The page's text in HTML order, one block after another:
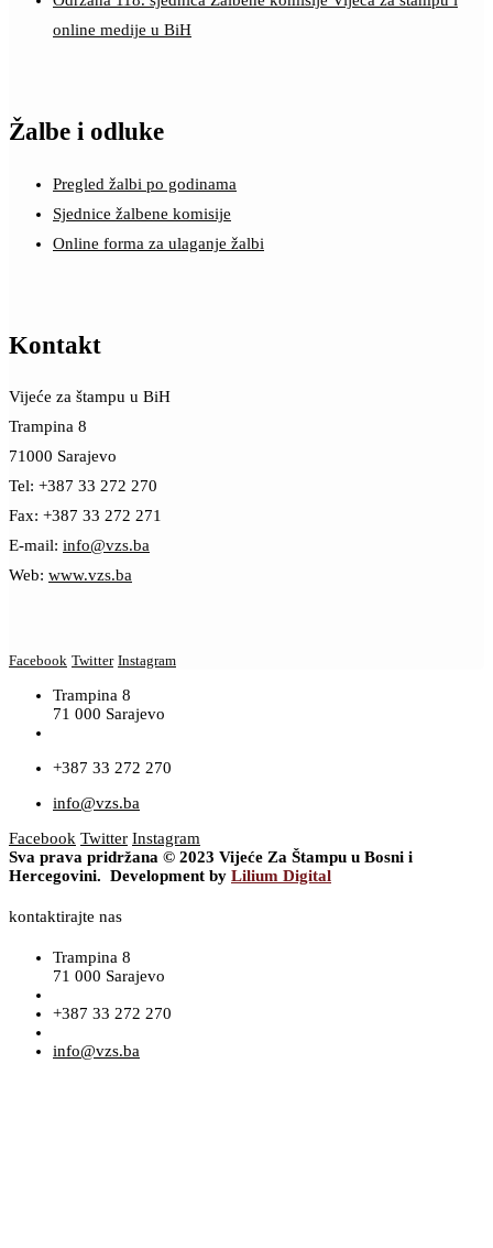
online medije u BiH
Žalbe i odluke
Pregled žalbi po godinama
Sjednice žalbene komisije
Online forma za ulaganje žalbi
Kontakt
Vijeće za štampu u BiH
Trampina 8
71000 Sarajevo
Tel: +387 33 272 270
Fax: +387 33 272 271
E-mail: info@vzs.ba
Web: www.vzs.ba
Facebook Twitter Instagram
Trampina 8
71 000 Sarajevo
+387 33 272 270
info@vzs.ba
Facebook Twitter Instagram
Sva prava pridržana © 2023 Vijeće Za Štampu u Bosni i
Hercegovini. Development by Lilium Digital
kontaktirajte nas
Trampina 8
71 000 Sarajevo
+387 33 272 270
info@vzs.ba